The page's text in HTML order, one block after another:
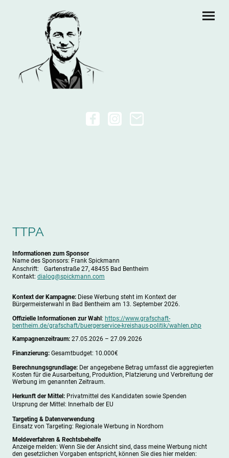
TTPA
Informationen zum Sponsor
Name des Sponsors: Frank Spickmann
Anschrift: Gartenstraße 27, 48455 Bad Bentheim
Kontakt: dialog@spickmann.com
Kontext der Kampagne: Diese Werbung steht im Kontext der
Bürgermeisterwahl in Bad Bentheim am 13. September 2026.
Offizielle Informationen zur Wahl: https://www.grafschaft-
bentheim.de/grafschaft/buergerservice-kreishaus-politik/wahlen.php
Kampagnenzeitraum: 27.05.2026 – 27.09.2026
Finanzierung: Gesamtbudget: 10.000€
Berechnungsgrundlage: Der angegebene Betrag umfasst die aggregierten
Kosten für die Ausarbeitung, Produktion, Platzierung und Verbreitung der
Werbung im genannten Zeitraum.
Herkunft der Mittel: Privatmittel des Kandidaten sowie Spenden
Ursprung der Mittel: Innerhalb der EU
Targeting & Datenverwendung
Einsatz von Targeting: Regionale Werbung in Nordhorn
Meldeverfahren & Rechtsbehelfe
Anzeige melden: Wenn Sie der Ansicht sind, dass meine Werbung nicht
den gesetzlichen Vorgaben entspricht, können Sie dies hier melden: